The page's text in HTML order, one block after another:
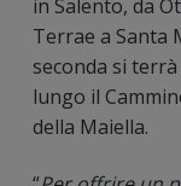
in Salento, da
Terrae a Santa
seconda si
lungo il
della Maiella.